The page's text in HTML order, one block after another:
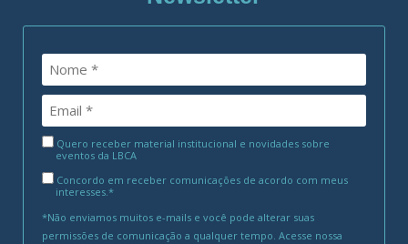
Quero receber material institucional e novidades sobre
eventos da LBCA
Concordo em receber comunicações de acordo com meus
interesses.*
*Não enviamos muitos e-mails e você pode alterar suas
permissões de comunicação a qualquer tempo. Acesse nossa